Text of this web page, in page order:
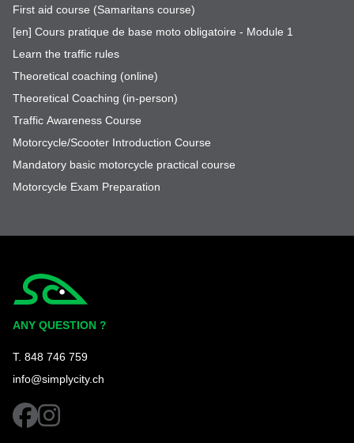
First aid course (Samaritans course)
[en] Cours pratique de base moto obligatoire - Module 1
Learn the traffic rules
Theoretical coaching (online)
Theoretical Coaching (in-person)
Traffic Awareness Course
Motorcycle/Scooter Introduction Course
Mandatory basic motorcycle practical course
Motorcycle Exam Preparation
ANY QUESTION ?
T. 848 746 759
info@simplycity.ch
facebookinstagram